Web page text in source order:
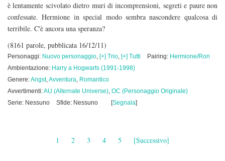
è lentamente scivolato dietro muri di incomprensioni, segreti e paure non
confessate. Hermione in special modo sembra nascondere qualcosa di
terribile. C'è ancora una speranza?
(8161 parole, pubblicata 16/12/11)
Personaggi: Nuovo personaggio, [+] Trio, [+] Tutti Pairing: Hermione/Ron
Ambientazione: Harry a Hogwarts (1991-1998)
Genere:Angst,Avventura, Romantico
Avvertimenti:AU (Alternate Universe), OC (Personaggio Originale)
Serie: Nessuno
Sfide: Nessuno [Segnala]
1 2 3 4 5 [Successivo]